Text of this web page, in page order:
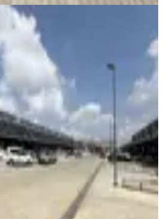
Arifiye Oto Galericiler
Kiralık 280 M2 Dükkan
Arifiye
280 m² Düz Giriş (Zemin) 08.08.2026